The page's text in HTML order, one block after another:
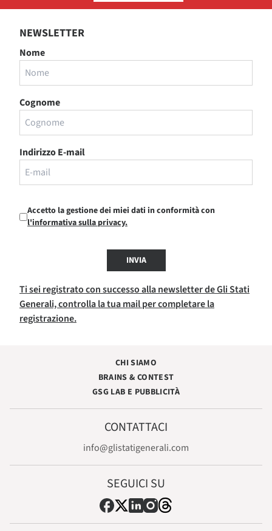
NEWSLETTER
Nome
Cognome
Indirizzo E-mail
Accetto la gestione dei miei dati in conformità con
l'informativa sulla privacy.
INVIA
Ti sei registrato con successo alla newsletter de Gli Stati
Generali, controlla la tua mail per completare la
registrazione.
CHI SIAMO
BRAINS & CONTEST
GSG LAB E PUBBLICITÀ
CONTATTACI
info@glistatigenerali.com
SEGUICI SU